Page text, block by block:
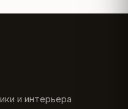
и интерьера